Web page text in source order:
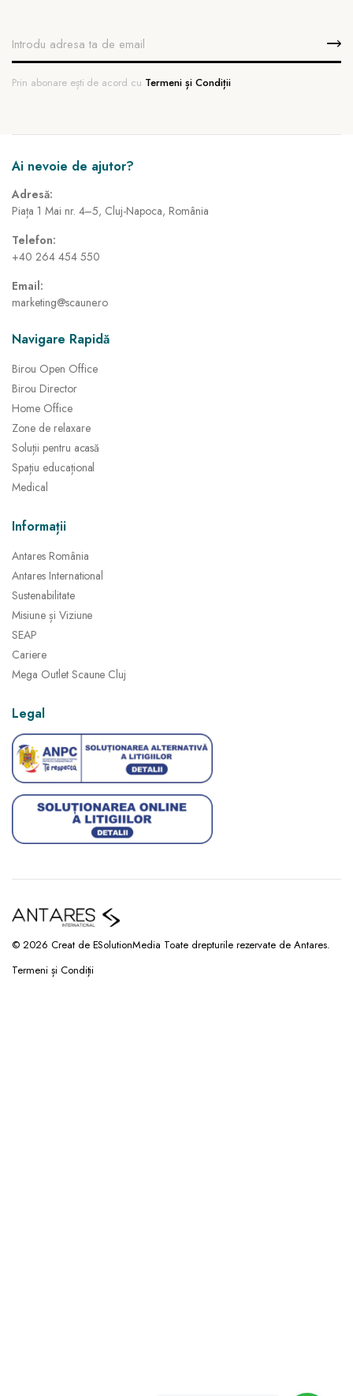
Prin abonare ești de acord cu Termeni și Condiții
Ai nevoie de ajutor?
Adresă:
Piața 1 Mai nr. 4–5, Cluj-Napoca, România
Telefon:
+40 264 454 550
Email:
marketing@scaune.ro
Navigare Rapidă
Birou Open Office
Birou Director
Home Office
Zone de relaxare
Soluții pentru acasă
Spațiu educațional
Medical
Informații
Antares România
Antares International
Sustenabilitate
Misiune și Viziune
SEAP
Cariere
Mega Outlet Scaune Cluj
Legal
© 2026 Creat de ESolutionMedia Toate drepturile rezervate de Antares.
Termeni și Condiții